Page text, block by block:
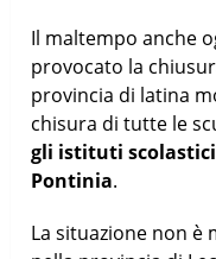
Il maltempo anche
provocato la
provincia di latina
chisura di tutte le
gli istituti scolastici
Pontinia.
La situazione non è